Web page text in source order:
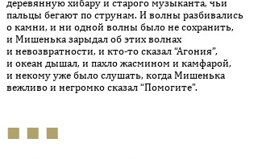
деревянную хибару и старого музыканта, чьи
пальцы бегают по струнам. И волны разбивались
о камни, и ни одной волны было не сохранить,
и Мишенька зарыдал об этих волнах
и невозвратности, и кто-то сказал “Агония”,
и океан дышал, и пахло жасмином и камфарой,
и некому уже было слушать, когда Мишенька
вежливо и негромко сказал “Помогите”.
■ ■ ■